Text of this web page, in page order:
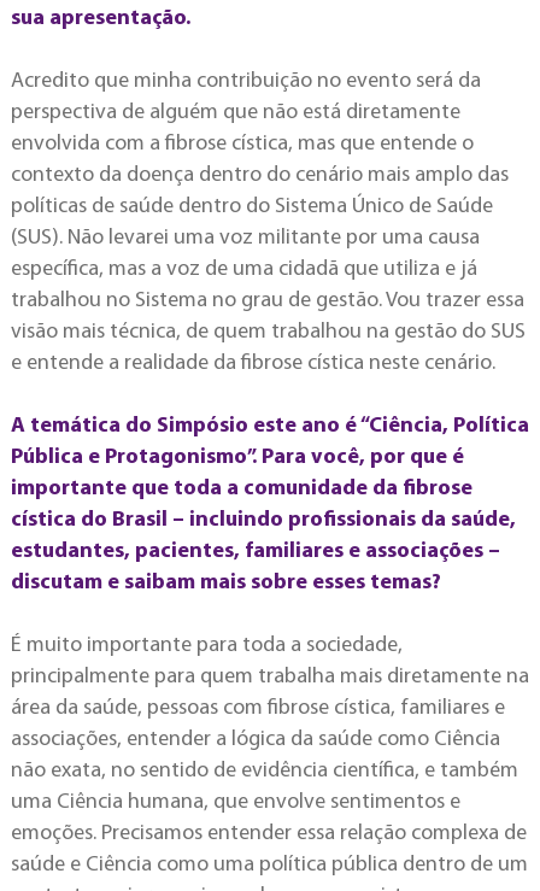
sua apresentação.
Acredito que minha contribuição no evento será da
perspectiva de alguém que não está diretamente
envolvida com a fibrose cística, mas que entende o
contexto da doença dentro do cenário mais amplo das
políticas de saúde dentro do Sistema Único de Saúde
(SUS). Não levarei uma voz militante por uma causa
específica, mas a voz de uma cidadã que utiliza e já
trabalhou no Sistema no grau de gestão. Vou trazer essa
visão mais técnica, de quem trabalhou na gestão do SUS
e entende a realidade da fibrose cística neste cenário.
A temática do Simpósio este ano é “Ciência, Política
Pública e Protagonismo”. Para você, por que é
importante que toda a comunidade da fibrose
cística do Brasil – incluindo profissionais da saúde,
estudantes, pacientes, familiares e associações –
discutam e saibam mais sobre esses temas?
É muito importante para toda a sociedade,
principalmente para quem trabalha mais diretamente na
área da saúde, pessoas com fibrose cística, familiares e
associações, entender a lógica da saúde como Ciência
não exata, no sentido de evidência científica, e também
uma Ciência humana, que envolve sentimentos e
emoções. Precisamos entender essa relação complexa de
saúde e Ciência como uma política pública dentro de um